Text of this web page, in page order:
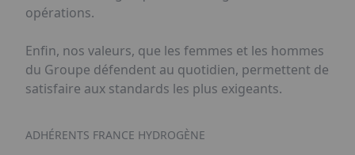
opérations.
Enfin, nos valeurs, que les femmes et les hommes
du Groupe défendent au quotidien, permettent de
satisfaire aux standards les plus exigeants.
ADHÉRENTS FRANCE HYDROGÈNE